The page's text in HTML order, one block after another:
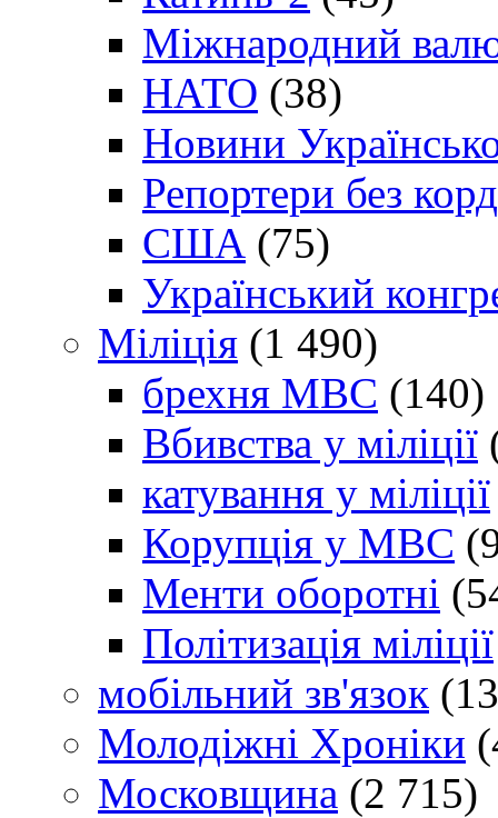
Міжнародний
НАТО (38)
Новини
Репортери без
США (75)
Український
Міліція (1 490)
брехня МВС (140)
Вбивства у міліції
катування у міліції
Корупція у МВС
Менти оборотні
Політизація міліції
мобільний зв'язок
Молодіжні Хроніки
Московщина (2 715)